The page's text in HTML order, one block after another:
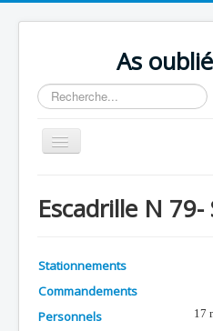
As
Rechercher
Basculer
la
Chronologie
Avions
Escadrille N 79-
Stationnements
Commandements
Personnels
17